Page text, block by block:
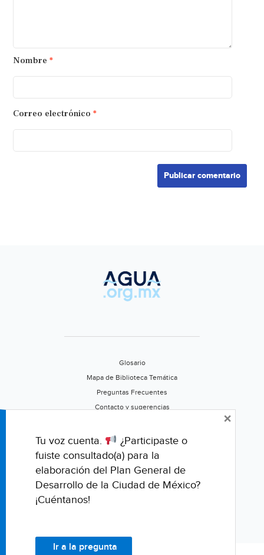
Nombre *
Correo electrónico *
Glosario
Mapa de Biblioteca Temática
Preguntas Frecuentes
Contacto y sugerencias
Califica este portal
Tu voz cuenta.
¿Participaste o
fuiste consultado(a) para la
elaboración del Plan General de
Desarrollo de la Ciudad de México?
¡Cuéntanos!
Ir a la pregunta
×